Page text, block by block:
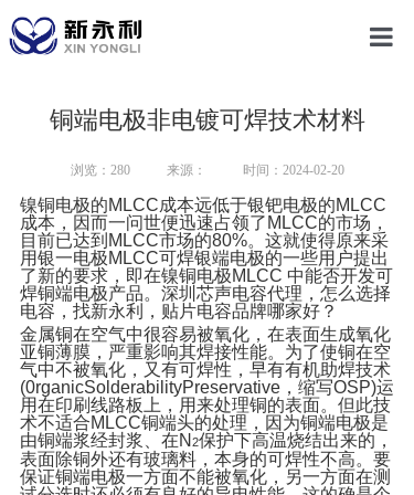
新闻动
联系我
铜端电极非电镀可焊技术材料
浏览：280 来源： 时间：2024-02-20
镍铜电极的MLCC成本远低于银钯电极的MLCC
成本，因而一问世便迅速占领了 MLCC的市场，
目前已达到 MLCC市场的80%。这就使得原来采
用银一电极MLCC可焊银端电极的一些用户提出
了新的要求，即在镍铜电极MLCC 中能否开发可
焊铜端电极产品。深圳芯声电容代理，怎么选择
电容，找新永利，贴片电容品牌哪家好？
金属铜在空气中很容易被氧化，在表面生成氧化
亚铜薄膜，严重影响其焊接性能。为了使铜在空
气中不被氧化，又有可焊性，早有有机助焊技术
(0rganicSolderabilityPreservative，缩写OSP)运
用在印刷线路板上，用来处理铜的表面。但此技
术不适合MLCC铜端头的处理，因为铜端电极是
由铜端浆经封浆、在N 2保护下高温烧结出来的，
表面除铜外还有玻璃料，本身的可焊性不高。要
保证铜端电极一方面不能被氧化，另一方面在测